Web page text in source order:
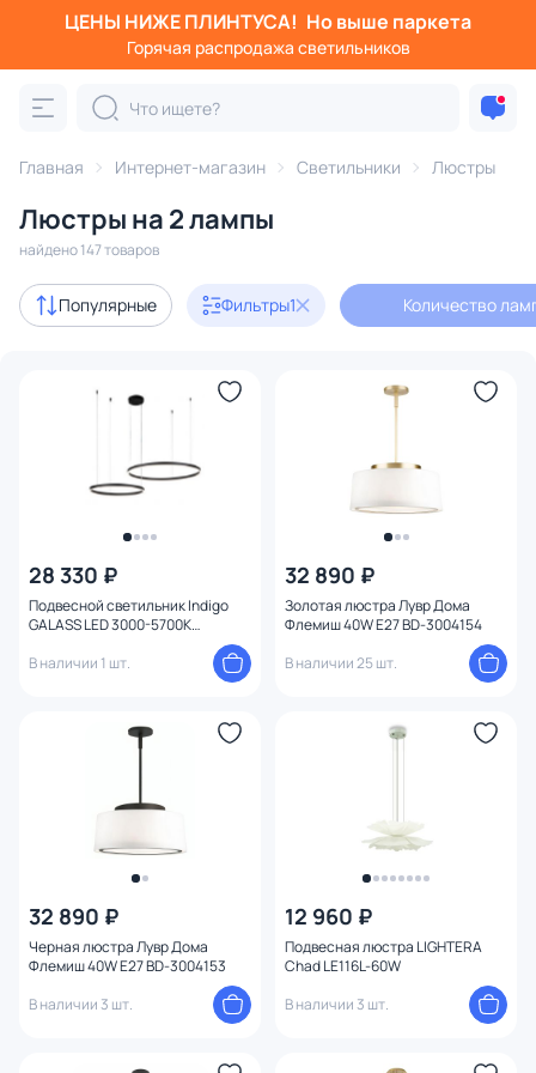
ЦЕНЫ НИЖЕ ПЛИНТУСА! Но выше паркета
Горячая распродажа светильников
Главная Интернет-магазин Светильники Люстры
Люстры на 2 лампы
найдено 147 товаров
Популярные Фильтры1 Количество
28 330 ₽
Подвесной светильник Indigo
GALASS LED 3000-5700К
V000030L
В наличии 1 шт.
32 890 ₽
Золотая люстра Лувр Дома
Флемиш 40W E27 BD-3004154
В наличии 25 шт.
32 890 ₽
Черная люстра Лувр Дома
Флемиш 40W E27 BD-3004153
В наличии 3 шт.
12 960 ₽
Подвесная люстра LIGHTERA
Chad LE116L-60W
В наличии 3 шт.
Фильтры
Категория:
подвесные потолочные
Акции 6
Дизайнерский свет 16
106
Цена
От До
Страна
Материал арматуры